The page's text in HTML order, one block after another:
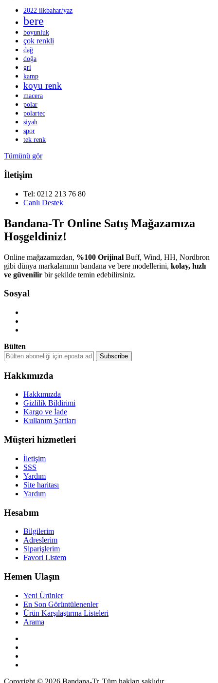
2022 ilkbahar/yaz
bere
boyunluk
çok renkli
dağ
doğa
gri
kamp
koyu renk
macera
polar
polartec
siyah
spor
tek renk
Tümünü gör
İletişim
Tel: 0212 213 76 80
Canlı Destek
Bandana-Tr Online Satış Mağazamıza
Hoşgeldiniz!
Online mağazamızdan, %100 Orijinal Buff, Wind, HH, Nordbron
gibi dünya markalanının bandana ve bere modellerini, kolay, hızlı
ve güvenilir bir şekilde temin edebilirsiniz.
Sosyal
Bülten
Hakkımızda
Hakkımızda
Gizlilik Bildirimi
Kargo ve İade
Kullanım Şartları
Müşteri hizmetleri
İletişim
SSS
Yardım
Site haritası
Yardım
Hesabım
Bilgilerim
Adreslerim
Siparişlerim
Favori Listem
Hemen Ulaşın
Yeni Ürünler
En Son Görüntülenenler
Ürün Karşılaştırma Listeleri
Arama
Copyright © 2026 Bandana-Tr. Tüm hakları saklıdır.